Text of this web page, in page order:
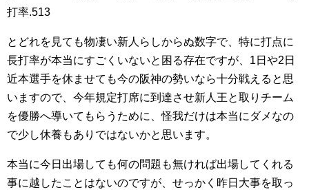
打率.513
とどれを見ても物凄い新人らしからぬ数字で、特に打点に
長打率が本当にすごくいないと困る存在ですが、1日や2日
近本選手を休ませても今の阪神の勢いなら十分戦えると思
いますので、今年規定打席に到達させ新人王と取りチーム
を優勝へ導いてもらうために、怪我だけは本当にダメなの
で少し休養もありではないかと思います。
本当に今日出場しても何の問題も無ければ出場してくれる
事に越したことはないのですが、せっかく昨日大事を取っ